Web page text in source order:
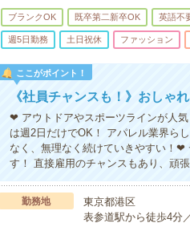
ブランクOK 既卒第二新卒OK 英語不
週5日勤務 土日祝休 ファッション
ここがポイント！
《社員チャンスも！》おしゃ
❤ アウトドアやスポーツラインが人
は週2日だけでOK！ アパレル業界ら
なく、無理なく続けていきやすい！❤
す！ 直接雇用のチャンスもあり、頑
勤務地
東京都港区
表参道駅から徒歩4分